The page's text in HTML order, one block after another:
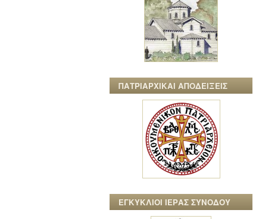
ΠΑΤΡΙΑΡΧΙΚΑΙ ΑΠΟΔΕΙΞΕΙΣ
ΕΓΚΥΚΛΙΟΙ ΙΕΡΑΣ ΣΥΝΟΔΟΥ